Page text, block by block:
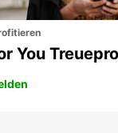
You